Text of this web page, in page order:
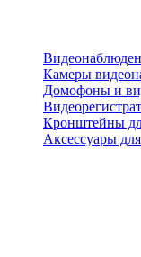
Камеры
Домофоны и
Кронштейны
Аксессуары